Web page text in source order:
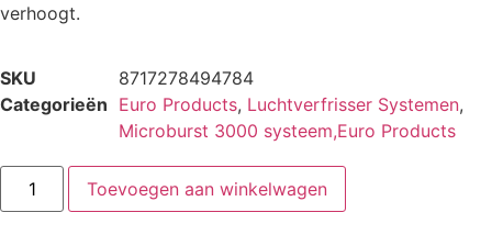
verhoogt.
SKU
8717278494784
Categorieën Euro Products, Luchtverfrisser Systemen,
Microburst 3000 systeem,Euro Products
Toevoegen aan winkelwagen